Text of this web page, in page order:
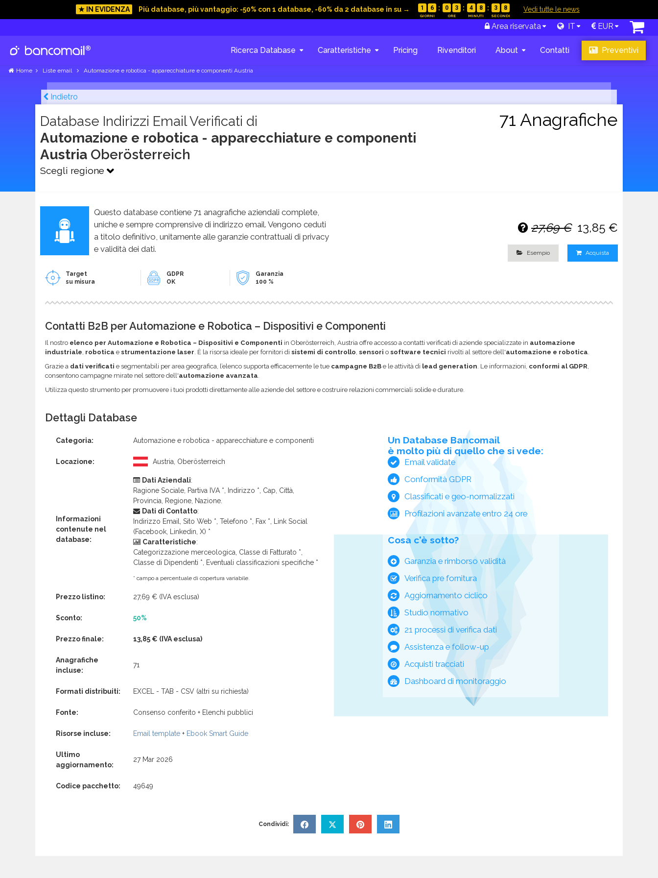
★ IN EVIDENZA Più database, più vantaggio: -50% con 1 database, -60% da 2 database in su → 1 6 0 3 4 8 3 7 Vedi tutte le news
Area riservata IT EUR
Ricerca Database Caratteristiche Pricing Rivenditori About Contatti Preventivi
Home Liste email Automazione e robotica - apparecchiature e componenti Austria
Indietro
Database Indirizzi Email Verificati di
Automazione e robotica - apparecchiature e componenti
Austria Ober­österreich
Scegli regione
71 Anagrafiche
Questo database contiene 71 anagrafiche aziendali complete,
uniche e sempre comprensive di indirizzo email. Vengono ceduti
a titolo definitivo, unitamente alle garanzie contrattuali di privacy
e validità dei dati.
Target
su misura
GDPR
OK
Garanzia
100 %
27,69 € 13,85 €
Esempio Acquista
Contatti B2B per Automazione e Robotica – Dispositivi e Componenti
Il nostro elenco per Automazione e Robotica – Dispositivi e Componenti in Ober­österreich, Austria offre accesso a contatti verificati di aziende specializzate in automazione
industriale robotica e strumentazione laser . È la risorsa ideale per fornitori di sistemi di controllo sensori o software tecnici rivolti al settore dell'automazione e robotica
Grazie a dati verificati e segmentabili per area geografica, l’elenco supporta efficacemente le tue campagne B2B e le attività di lead generation . Le informazioni, conformi al GDPR
consentono campagne mirate nel settore dell'automazione avanzata
Utilizza questo strumento per promuovere i tuoi prodotti direttamente alle aziende del settore e costruire relazioni commerciali solide e durature.
Dettagli Database
Categoria: Automazione e robotica - apparecchiature e componenti
Locazione: Austria, Ober­österreich
Informazioni
contenute nel
database:
Dati Aziendali:
Ragione Sociale, Partiva IVA *, Indirizzo *, Cap, Città,
Provincia, Regione, Nazione.
Dati di Contatto:
Indirizzo Email, Sito Web *, Telefono *, Fax *, Link Social
(Facebook, Linkedin, X) *
Caratteristiche:
Categorizzazione merceologica, Classe di Fatturato *,
Classe di Dipendenti *, Eventuali classificazioni specifiche *
* campo a percentuale di copertura variabile.
Prezzo listino: 27,69 € (IVA esclusa)
Sconto: 50%
Prezzo finale: 13,85 € (IVA esclusa)
Anagrafiche
incluse:
71
Formati distribuiti: EXCEL - TAB - CSV (altri su richiesta)
Fonte: Consenso conferito + Elenchi pubblici
Risorse incluse: Email template + Ebook Smart Guide
Ultimo
aggiornamento:
27 Mar 2026
Codice pacchetto: 49649
Un Database Bancomail
è molto più di quello che si vede:
Email validate
Conformità GDPR
Classificati e geo-normalizzati
Profilazioni avanzate entro 24 ore
Cosa c'è sotto?
Garanzia e rimborso validità
Verifica pre fornitura
Aggiornamento ciclico
Studio normativo
21 processi di verifica dati
Assistenza e follow-up
Acquisti tracciati
Dashboard di monitoraggio
Condividi: